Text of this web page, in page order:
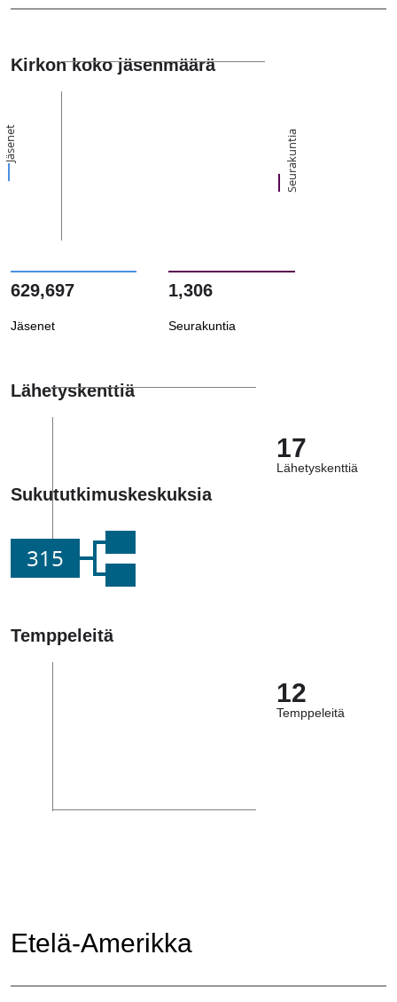
Kirkon koko jäsenmäärä
Jäsenet Seurakuntia
629,697
Jäsenet
1,306
Seurakuntia
Lähetyskenttiä
17
Lähetyskenttiä
Sukututkimuskeskuksia
315
Temppeleitä
12
Temppeleitä
Etelä-Amerikka